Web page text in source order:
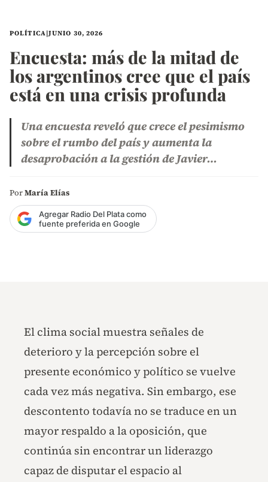
POLÍTICA|JUNIO 30, 2026
Encuesta: más de la mitad de
los argentinos cree que el país
está en una crisis profunda
Una encuesta reveló que crece el pesimismo
sobre el rumbo del país y aumenta la
desaprobación a la gestión de Javier…
PorMaría Elías
Agregar Radio Del Plata como
fuente preferida en Google
El clima social muestra señales de
deterioro y la percepción sobre el
presente económico y político se vuelve
cada vez más negativa. Sin embargo, ese
descontento todavía no se traduce en un
mayor respaldo a la oposición, que
continúa sin encontrar un liderazgo
capaz de disputar el espacio al